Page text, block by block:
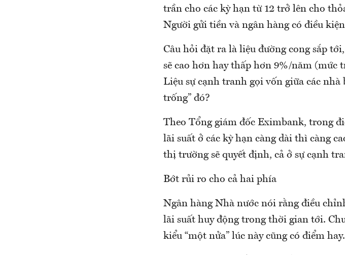
trần cho các kỳ hạn từ 12 trở lên cho
Người gửi tiền và ngân hàng có điều
Câu hỏi đặt ra là liệu đường cong sắp
sẽ cao hơn hay thấp hơn 9%/năm (mức
Liệu sự cạnh tranh gọi vốn giữa các
trống” đó?
Theo Tổng giám đốc Eximbank, trong
lãi suất ở các kỳ hạn càng dài thì càng
thị trường sẽ quyết định, cả ở sự cạnh
Bớt rủi ro cho cả hai phía
Ngân hàng Nhà nước nói rằng điều
lãi suất huy động trong thời gian tới.
kiểu “một nửa” lúc này cũng có điểm hay.